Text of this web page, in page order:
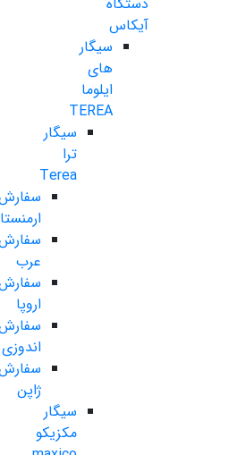
آیکاس
سیگار
های
ایلوما
TEREA
سیگار
ترا
Terea
عرب
اروپا
اندوزی
ژاپن
سیگار
مکزیکو